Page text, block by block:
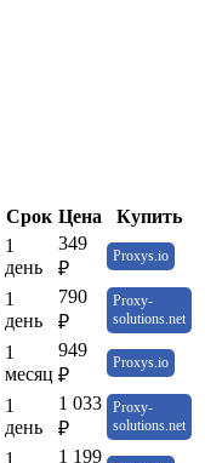
Срок Цена
Купить
1
день
349
₽
Proxys.io
1
день
790
₽
Proxy-
solutions.net
1
месяц
949
₽
Proxys.io
1
день
1 033
₽
Proxy-
solutions.net
1 199